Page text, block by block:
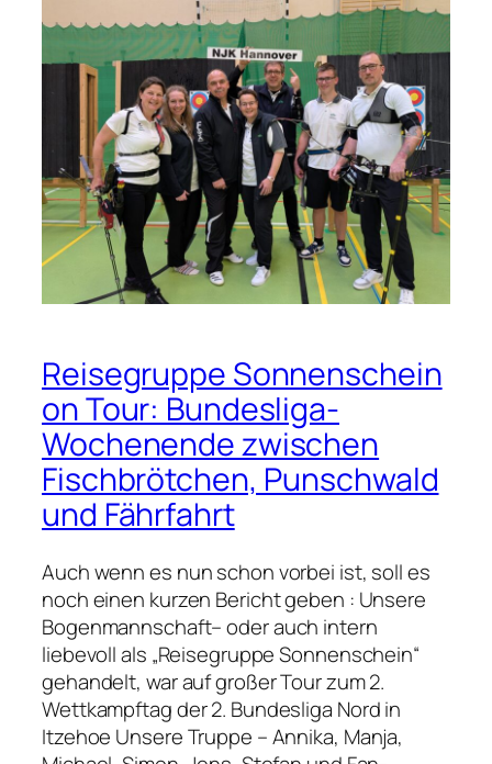
a
s
W
e
t
t
k
a
m
p
f
U
p
d
a
t
e
a
s
B
o
g
e
n
-
F
r
o
h
e
W
e
i
h
n
a
t
e
n
!
Reisegruppe Sonnenschein
on Tour: Bundesliga-
Wochenende zwischen
Fischbrötchen, Punschwald
und Fährfahrt
Auch wenn es nun schon vorbei ist, soll es
noch einen kurzen Bericht geben : Unsere
Bogenmannschaft– oder auch intern
liebevoll als „Reisegruppe Sonnenschein“
gehandelt, war auf großer Tour zum 2.
Wettkampftag der 2. Bundesliga Nord in
Itzehoe Unsere Truppe – Annika, Manja,